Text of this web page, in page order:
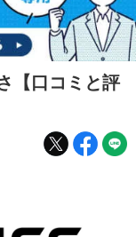
【口コミと評